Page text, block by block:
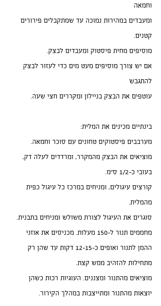
וחמאה
ומעבדים במהירות נמוכה עד שמתקבלים פירורים
קטנים.
מוסיפים מחית פיסטוק ומעבדים לבצק.
אם יש צורך מוסיפים מעט מים כדי לעזור לבצק
להתגבש
עוטפים את הבצק בניילון ומקררים חצי שעה.
בינתיים מכינים את המלית:
מערבבים פיסטוקים טחונים עם סוכר וחמאה.
מוציאים את הבצק מהמקרר, ומרדדים לעלה דק,
בעובי כ-1/2 ס"מ.
קורצים עיגולים, ומניחים במרכז כל עיגול כפית
מהמלית.
סוגרים את העיגול לצורת משולש ומניחים בתבנית.
מחממים תנור ל-150 מעלות. מכניסים את אוזני
ההמן לתנור ואופים כ-12-15 דקות עד שהן רק
מתחילות להזהיב ממש קצת.
מוציאים מהתנור ומצננים. העוגיות רכות כשהן
יוצאות מהתנור ומתייצבות במהלך הקירור.